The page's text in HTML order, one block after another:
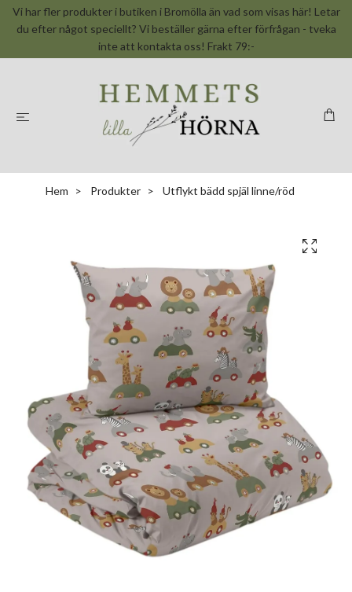
Vi har fler produkter i butiken i Bromölla än vad som visas här! Letar
du efter något speciellt? Vi beställer gärna efter förfrågan - tveka
inte att kontakta oss! Frakt 79:-
Hem Produkter Utflykt bädd spjäl linne/röd